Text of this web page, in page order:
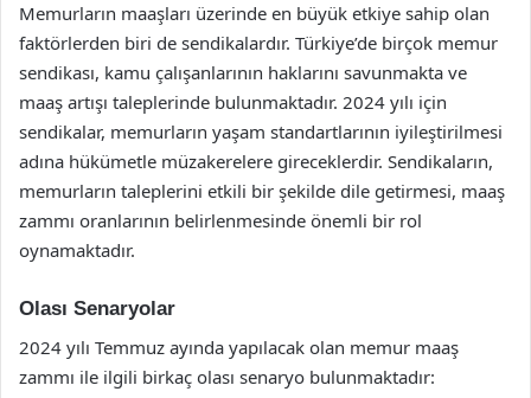
Memurların maaşları üzerinde en büyük etkiye sahip olan
faktörlerden biri de sendikalardır. Türkiye’de birçok memur
sendikası, kamu çalışanlarının haklarını savunmakta ve
maaş artışı taleplerinde bulunmaktadır. 2024 yılı için
sendikalar, memurların yaşam standartlarının iyileştirilmesi
adına hükümetle müzakerelere gireceklerdir. Sendikaların,
memurların taleplerini etkili bir şekilde dile getirmesi, maaş
zammı oranlarının belirlenmesinde önemli bir rol
oynamaktadır.
Olası Senaryolar
2024 yılı Temmuz ayında yapılacak olan memur maaş
zammı ile ilgili birkaç olası senaryo bulunmaktadır: